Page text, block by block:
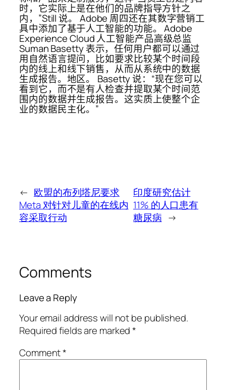
时，它实际上是在他们的品牌指导方针之
内，”Still 说。 Adobe 周四还在其数字营销工
具中添加了基于人工智能的功能。 Adobe
Experience Cloud 人工智能产品高级总监
Suman Basetty 表示，任何用户都可以通过
用自然语言提问，比如要求比较某个时间段
内的线上和线下销售，从而从系统中的数据
生成报告。地区。 Basetty 说：“现在您可以
看到它，而不是有人检查并提取某个时间范
围内的数据并生成报告。这实质上使整个企
业的数据民主化。”
← 欧盟的布列塔尼要求
Meta 对针对儿童的在线内
容采取行动
印度研究估计
11% 的人口患有
糖尿病 →
Comments
Leave a Reply
Your email address will not be published.
Required fields are marked*
Comment*